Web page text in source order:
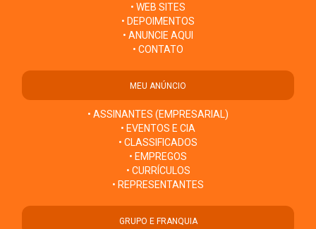
• WEB SITES
• DEPOIMENTOS
• ANUNCIE AQUI
• CONTATO
MEU ANÚNCIO
• ASSINANTES (EMPRESARIAL)
• EVENTOS E CIA
• CLASSIFICADOS
• EMPREGOS
• CURRÍCULOS
• REPRESENTANTES
GRUPO E FRANQUIA